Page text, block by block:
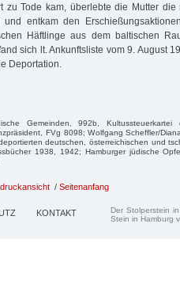
zu Tode kam, überlebte die Mutter die
und entkam den
Häftlinge aus dem baltischen
sich lt. Ankunftsliste vom 9. August
Deportation.
Gemeinden, 992b, Kultussteuerkartei
FVg 8098; Wolfgang Scheffler/
deutschen, österreichischen und
1938, 1942; Hamburger jüdische
druckansicht / Seitenanfang
KONTAKT
Der Stolperstein
Stein in Hamburg